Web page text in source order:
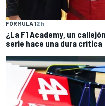
FÓRMULA 12 h
¿La F1 Academy, un
serie hace una dura crítica